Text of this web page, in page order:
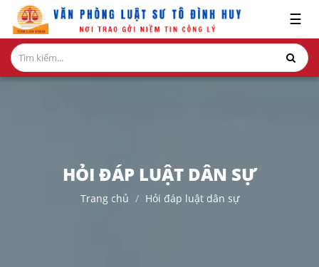
GIỚI
THIỆU
☰
HỎI ĐÁP LUẬT DÂN SỰ
Trang chủ Hỏi đáp luật dân sự